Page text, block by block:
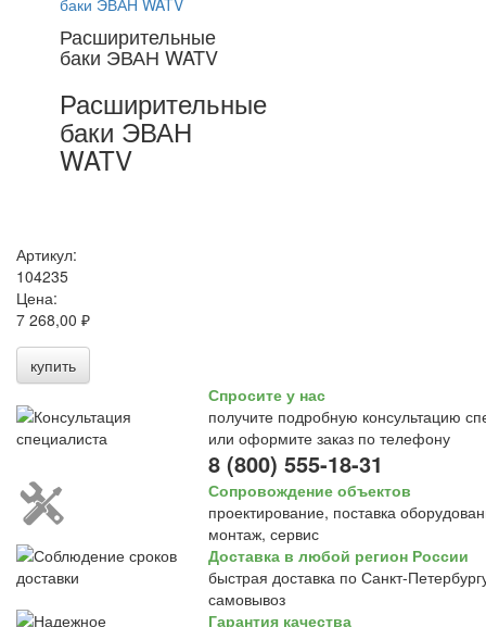
Расширительные
баки ЭВАН WATV
Расширительные
баки ЭВАН
WATV
Артикул:
104235
Цена:
7 268,00 ₽
купить
Спросите у нас
получите подробную консультацию
или оформите заказ по телефону
8 (800) 555-18-31
Сопровождение объектов
проектирование, поставка
монтаж, сервис
Доставка в любой регион России
быстрая доставка по Санкт-
самовывоз
Гарантия качества